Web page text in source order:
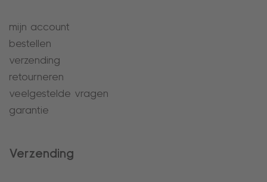
mijn account
bestellen
verzending
retourneren
veelgestelde vragen
garantie
Verzending